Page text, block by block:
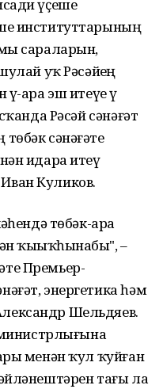
үҫеше
институттарының
сараларын,
уҡ Рәсәйҙең
ара эш итеүҙе үҙ
Рәсәй сәнәғәт
сәнәғәте
идара итеү
Куликов.
төбәк-ара
ҡыҙыҡһынабыҙ", –
Премьер-
энергетика һәм
Шельдяев.
министрлығына
менән ҡул ҡуйған
тағы ла